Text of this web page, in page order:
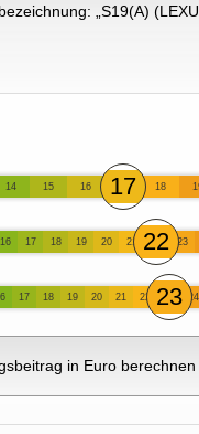
„ S19(A)
14 15 16 17 18
16 17 18 19 20 21 22 23
17 18 19 20 21 22 23 24
in Euro berechnen